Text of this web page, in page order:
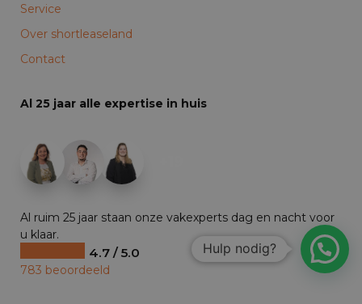
Service
Over shortleaseland
Contact
Al 25 jaar alle expertise in huis
Al ruim 25 jaar staan onze vakexperts dag en nacht voor
u klaar.
4.7 / 5.0
783 beoordeeld
Hulp nodig?